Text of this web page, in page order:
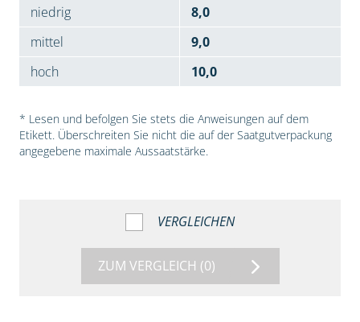
niedrig
8,0
mittel
9,0
hoch
10,0
* Lesen und befolgen Sie stets die Anweisungen auf dem
Etikett. Überschreiten Sie nicht die auf der Saatgutverpackung
angegebene maximale Aussaatstärke.
VERGLEICHEN
ZUM VERGLEICH (0)